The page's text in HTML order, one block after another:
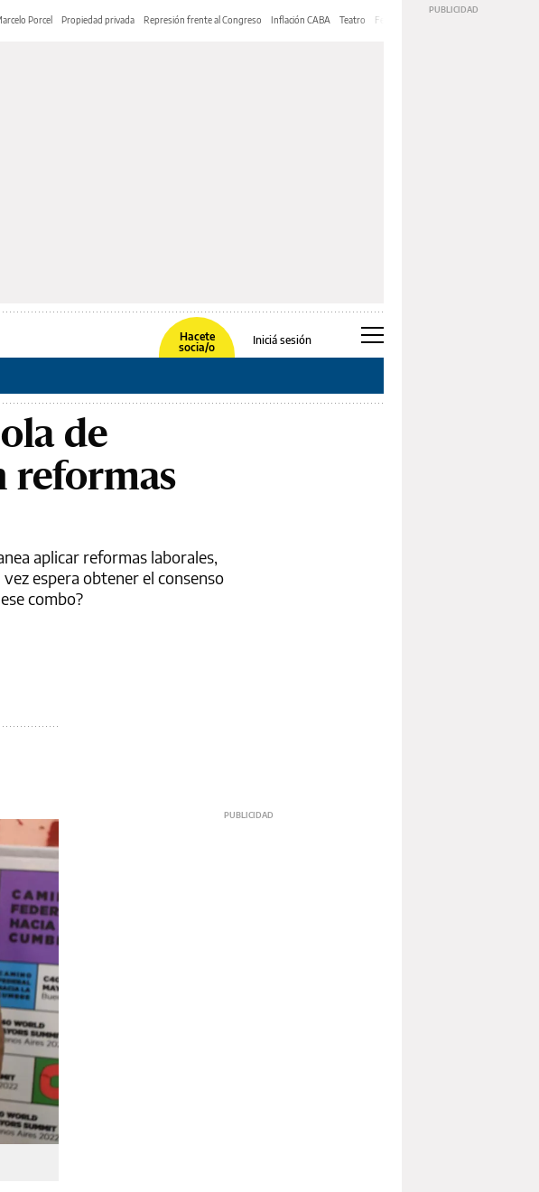
Porcel Propiedad privada Represión frente al Congreso Inflación CABA Teatro Feria de Editores
Hacete
socia/o
Iniciá sesión
de
reformas
aplicar reformas laborales,
espera obtener el consenso
combo?